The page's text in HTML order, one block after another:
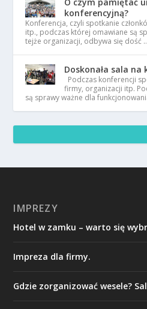
konferencyjną?
Konferencja, czyli spotkanie
itp., podczas której omawiane są
tejże organizacji, odbywa się dość
Doskonała sala na
Podczas konferencji
firmy, organizacji itp.
są sprawy ważne dla
IMPREZY
Hotel w zamku – warto się
Impreza dla firmy.
Gdzie zorganizować wesele?